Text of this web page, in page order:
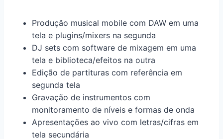
Produção musical mobile com DAW em uma
tela e plugins/mixers na segunda
DJ sets com software de mixagem em uma
tela e biblioteca/efeitos na outra
Edição de partituras com referência em
segunda tela
Gravação de instrumentos com
monitoramento de níveis e formas de onda
Apresentações ao vivo com letras/cifras em
tela secundária